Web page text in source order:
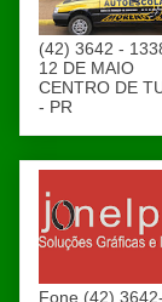
(42) 3642 -
12 DE MAIO
CENTRO DE
- PR
Fone (42)